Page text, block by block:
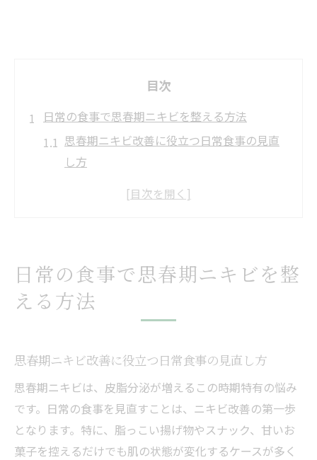
目次
日常の食事で思春期ニキビを整える方法
思春期ニキビ改善に役立つ日常食事の見直
し方
思春期ニキビに効く食べ物の選び方とコツ
コンビニやスーパー活用で思春期ニキビ予
防
摂りたい食材と避けるべき食品一覧
ント
摂りたい栄養素と思春期ニキビ対策食材
思春期ニキビに控えたい食品とその理由
スーパーで見つかる思春期ニキビ向け食材
日常の食事で思春期ニキビを整
える方法
思春期ニキビ改善に役立つ日常食事の見直し方
思春期ニキビは、皮脂分泌が増えるこの時期特有の悩み
です。日常の食事を見直すことは、ニキビ改善の第一歩
となります。特に、脂っこい揚げ物やスナック、甘いお
菓子を控えるだけでも肌の状態が変化するケースが多く